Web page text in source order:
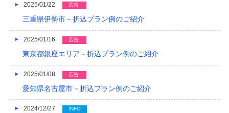
2014/02
2013/12
2013/11
2013/10
2025/01/22 広告
三重県伊勢市－折込プラン例のご紹介
2025/01/16 広告
東京都銀座エリア－折込プラン例のご紹介
2025/01/08 広告
愛知県名古屋市－折込プラン例のご紹介
2024/12/27 INFO